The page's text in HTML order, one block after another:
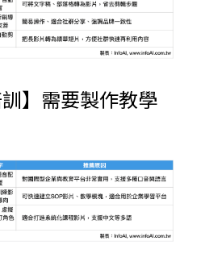
訓】需要製作教學